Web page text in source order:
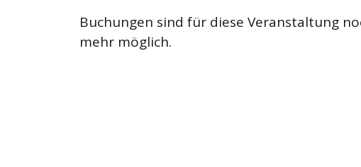
Buchungen sind für diese Veranstaltung
mehr möglich.